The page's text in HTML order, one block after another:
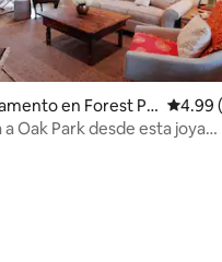
de 5; 531 evaluaciones
en Forest Pa
4.99
a Oak Park desde esta joya